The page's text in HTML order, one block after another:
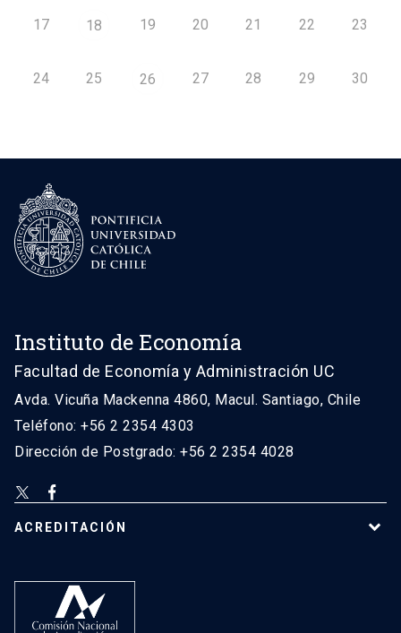
17 18 19 20 21 22 23
24 25 26 27 28 29 30
Instituto de Economía
Facultad de Economía y Administración UC
Avda. Vicuña Mackenna 4860, Macul. Santiago, Chile
Teléfono: +56 2 2354 4303
Dirección de Postgrado: +56 2 2354 4028
ACREDITACIÓN